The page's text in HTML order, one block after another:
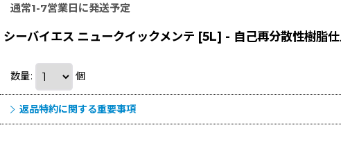
通常1-7営業日に発送予定
シーバイエス ニュークイックメンテ [5L] - 自己再分散性樹脂仕
数量: 個
返品特約に関する重要事項